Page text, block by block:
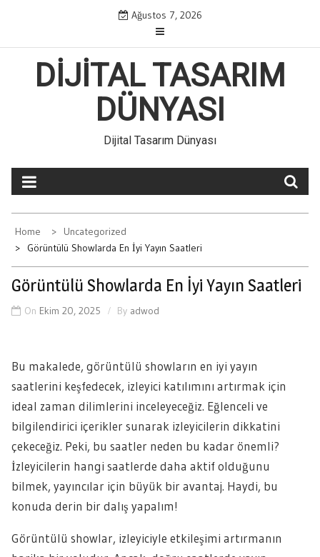
content
Ağustos 7, 2026
DIJITAL TASARIM
DÜNYASI
Dijital Tasarım Dünyası
Home
Uncategorized
Görüntülü Showlarda En İyi Yayın Saatleri
Görüntülü Showlarda En İyi Yayın Saatleri
On Ekim 20, 2025 By adwod
Bu makalede, görüntülü showların en iyi yayın
saatlerini keşfedecek, izleyici katılımını artırmak için
ideal zaman dilimlerini inceleyeceğiz. Eğlenceli ve
bilgilendirici içerikler sunarak izleyicilerin dikkatini
çekeceğiz. Peki, bu saatler neden bu kadar önemli?
İzleyicilerin hangi saatlerde daha aktif olduğunu
bilmek, yayıncılar için büyük bir avantaj. Haydi, bu
konuda derin bir dalış yapalım!
Görüntülü showlar, izleyiciyle etkileşimi artırmanın